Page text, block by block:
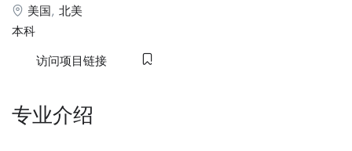
美国, 北美
本科
访问项目链接
专业介绍